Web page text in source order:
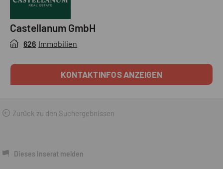
Castellanum GmbH
626 Immobilien
KONTAKTINFOS ANZEIGEN
Zurück zu den Suchergebnissen
Dieses Inserat melden